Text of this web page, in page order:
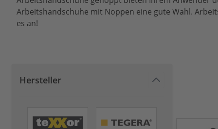
Arbeitshandschuhe mit Noppen eine gute Wahl.
es an!
Hersteller